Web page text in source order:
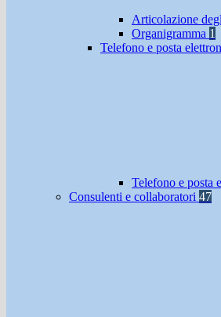
Articolazione
Organigramma 1
Telefono e posta
Telefono e posta
Consulenti e collaboratori 47